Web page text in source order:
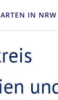
ARTEN IN NRW